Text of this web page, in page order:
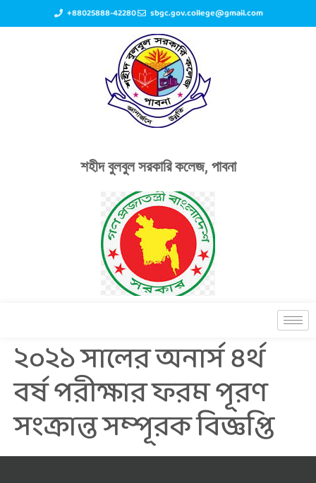
+88025888-42280 sbgc.gov.college@gmail.com
শহীদ বুলবুল সরকারি কলেজ, পাবনা
২০২১ সালের অনার্স ৪র্থ
বর্ষ পরীক্ষার ফরম পূরণ
সংক্রান্ত সম্পূরক বিজ্ঞপ্তি